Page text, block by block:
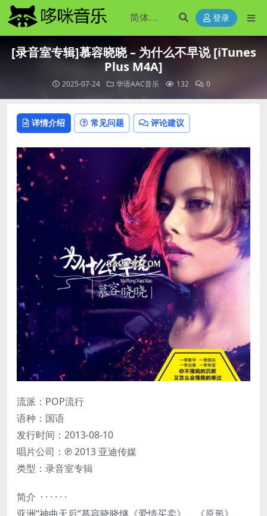
登录
[录音室专辑]慕容晓晓 – 为什么不早说 [iTunes
Plus M4A]
2025-07-24 华语AAC音乐 132 0
详情介绍 常见问题 评论建议
流派：POP流行
语种：国语
发行时间：2013-08-10
唱片公司：℗ 2013 亚迪传媒
类型：录音室专辑
简介 · · · · · ·